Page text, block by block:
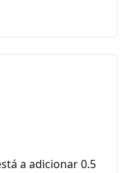
a adicionar 0.5